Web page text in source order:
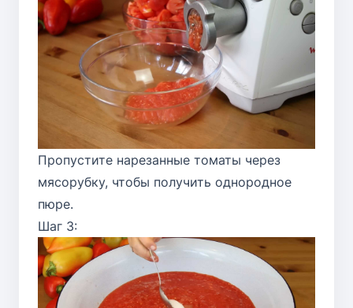
Пропустите нарезанные томаты через
мясорубку, чтобы получить однородное
пюре.
Шаг 3: